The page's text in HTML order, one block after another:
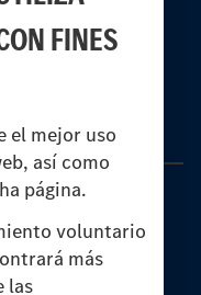
FINES
el mejor uso
así como
página.
voluntario
más
las